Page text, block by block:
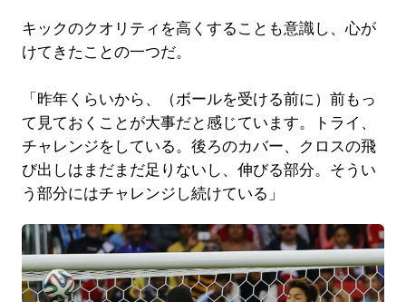
キックのクオリティを高くすることも意識し、心が
けてきたことの一つだ。
「昨年くらいから、（ボールを受ける前に）前もっ
て見ておくことが大事だと感じています。トライ、
チャレンジをしている。後ろのカバー、クロスの飛
び出しはまだまだ足りないし、伸びる部分。そうい
う部分にはチャレンジし続けている」